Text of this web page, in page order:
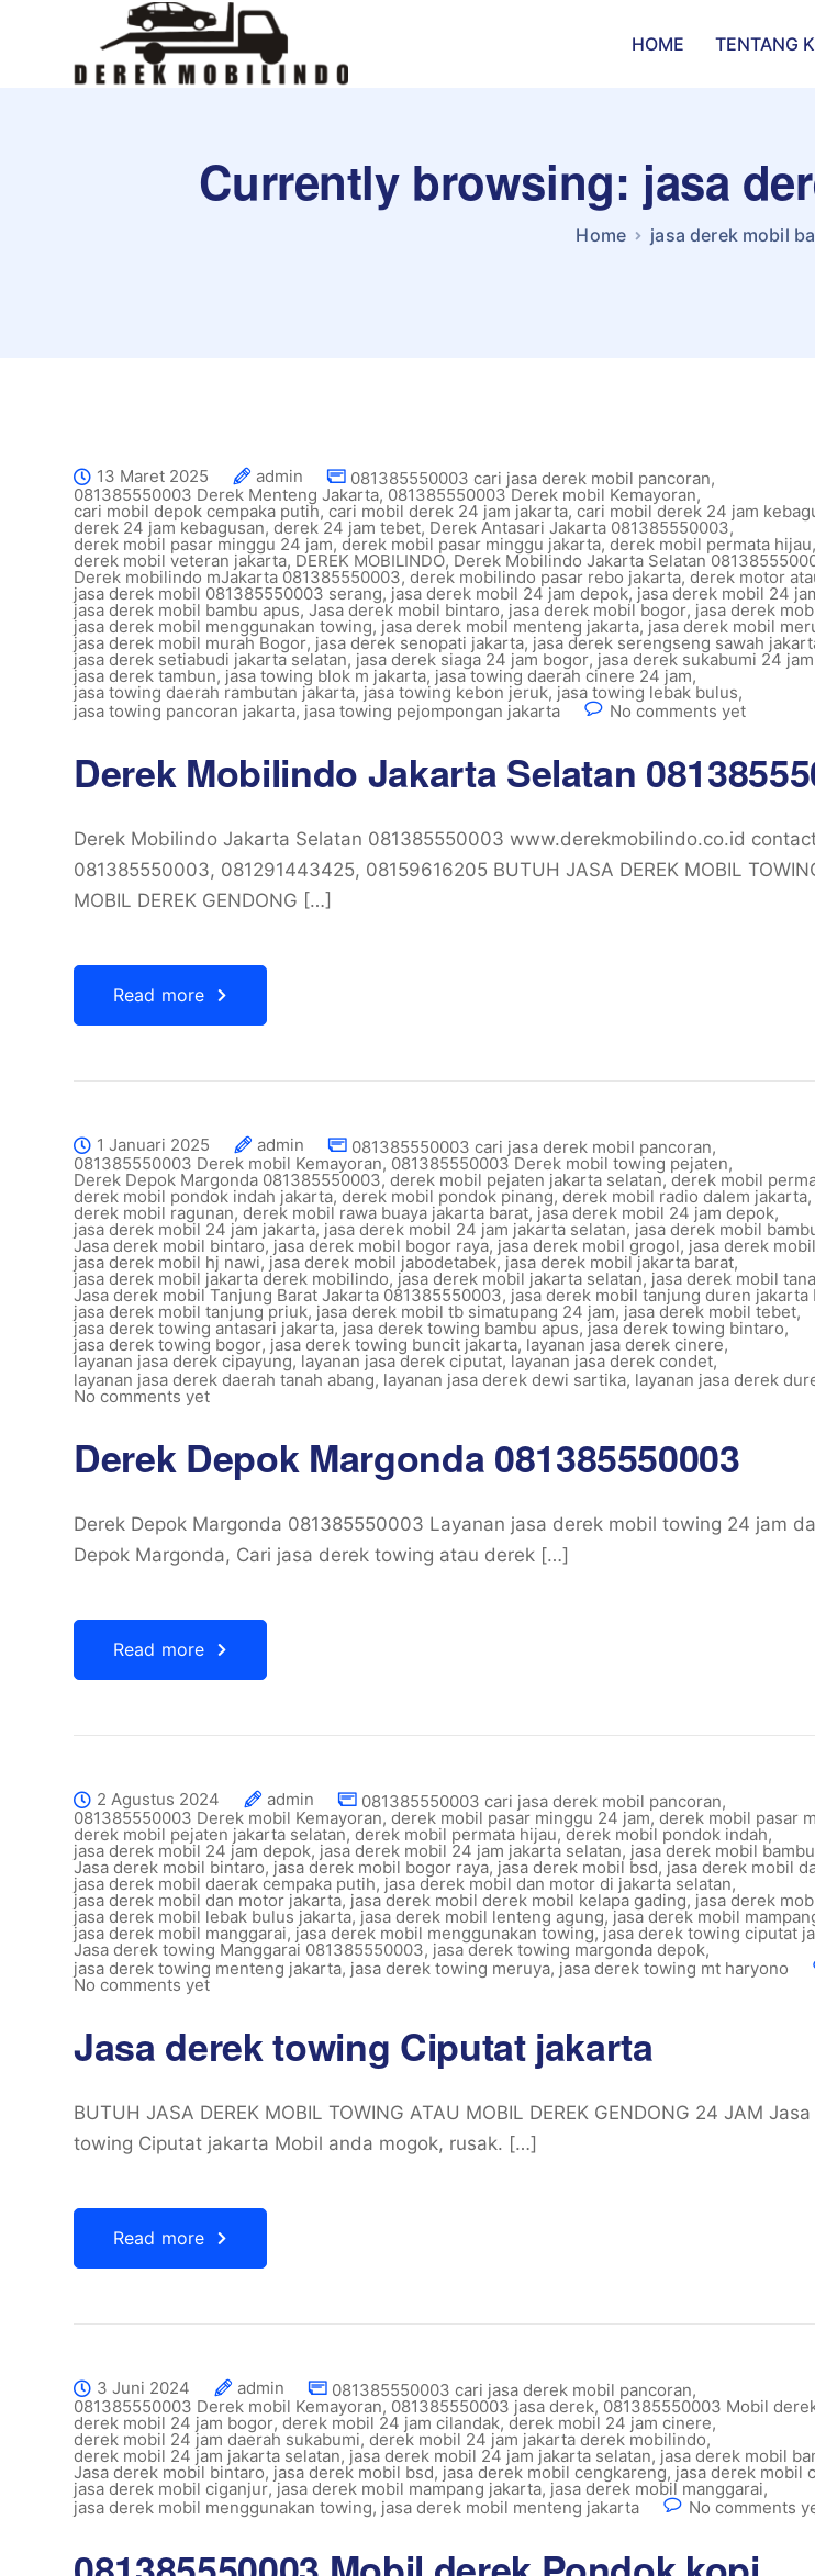
HOME TENTANG
Currently browsing: jasa
Home jasa derek mobil
13 Maret 2025 admin 081385550003 cari jasa derek mobil pancoran,
081385550003 Derek Menteng Jakarta, 081385550003 Derek mobil Kemayoran,
cari mobil depok cempaka putih, cari mobil derek 24 jam jakarta, cari mobil derek 24 jam
derek 24 jam kebagusan, derek 24 jam tebet, Derek Antasari Jakarta 081385550003,
derek mobil pasar minggu 24 jam, derek mobil pasar minggu jakarta, derek mobil permata hijau,
derek mobil veteran jakarta, DEREK MOBILINDO, Derek Mobilindo Jakarta Selatan
Derek mobilindo mJakarta 081385550003, derek mobilindo pasar rebo jakarta, derek motor
jasa derek mobil 081385550003 serang, jasa derek mobil 24 jam depok, jasa derek mobil 24
jasa derek mobil bambu apus, Jasa derek mobil bintaro, jasa derek mobil bogor, jasa derek
jasa derek mobil menggunakan towing, jasa derek mobil menteng jakarta, jasa derek mobil
jasa derek mobil murah Bogor, jasa derek senopati jakarta, jasa derek serengseng sawah
jasa derek setiabudi jakarta selatan, jasa derek siaga 24 jam bogor, jasa derek sukabumi 24 jam
jasa derek tambun, jasa towing blok m jakarta, jasa towing daerah cinere 24 jam,
jasa towing daerah rambutan jakarta, jasa towing kebon jeruk, jasa towing lebak bulus,
jasa towing pancoran jakarta, jasa towing pejompongan jakarta No comments yet
Derek Mobilindo Jakarta Selatan
Derek Mobilindo Jakarta Selatan 081385550003 www.derekmobilindo.co.id
081385550003, 081291443425, 08159616205 BUTUH JASA DEREK MOBIL
MOBIL DEREK GENDONG […]
Read more
1 Januari 2025 admin 081385550003 cari jasa derek mobil pancoran,
081385550003 Derek mobil Kemayoran, 081385550003 Derek mobil towing pejaten,
Derek Depok Margonda 081385550003, derek mobil pejaten jakarta selatan, derek mobil
derek mobil pondok indah jakarta, derek mobil pondok pinang, derek mobil radio dalem jakarta,
derek mobil ragunan, derek mobil rawa buaya jakarta barat, jasa derek mobil 24 jam depok,
jasa derek mobil 24 jam jakarta, jasa derek mobil 24 jam jakarta selatan, jasa derek mobil
Jasa derek mobil bintaro, jasa derek mobil bogor raya, jasa derek mobil grogol, jasa derek
jasa derek mobil hj nawi,jasa derek mobil jabodetabek, jasa derek mobil jakarta barat,
jasa derek mobil jakarta derek mobilindo, jasa derek mobil jakarta selatan, jasa derek mobil
Jasa derek mobil Tanjung Barat Jakarta 081385550003, jasa derek mobil tanjung duren jakarta
jasa derek mobil tanjung priuk, jasa derek mobil tb simatupang 24 jam, jasa derek mobil tebet,
jasa derek towing antasari jakarta, jasa derek towing bambu apus,jasa derek towing bintaro,
jasa derek towing bogor, jasa derek towing buncit jakarta, layanan jasa derek cinere,
layanan jasa derek cipayung, layanan jasa derek ciputat, layanan jasa derek condet,
layanan jasa derek daerah tanah abang, layanan jasa derek dewi sartika, layanan jasa derek
No comments yet
Derek Depok Margonda 081385550003
Derek Depok Margonda 081385550003 Layanan jasa derek mobil towing 24 jam
Depok Margonda, Cari jasa derek towing atau derek […]
Read more
2 Agustus 2024 admin 081385550003 cari jasa derek mobil pancoran,
081385550003 Derek mobil Kemayoran, derek mobil pasar minggu 24 jam, derek mobil pasar
derek mobil pejaten jakarta selatan, derek mobil permata hijau, derek mobil pondok indah,
jasa derek mobil 24 jam depok, jasa derek mobil 24 jam jakarta selatan, jasa derek mobil
Jasa derek mobil bintaro, jasa derek mobil bogor raya, jasa derek mobil bsd, jasa derek mobil
jasa derek mobil daerak cempaka putih, jasa derek mobil dan motor di jakarta selatan,
jasa derek mobil dan motor jakarta, jasa derek mobil derek mobil kelapa gading, jasa derek
jasa derek mobil lebak bulus jakarta, jasa derek mobil lenteng agung,jasa derek mobil
jasa derek mobil manggarai, jasa derek mobil menggunakan towing,jasa derek towing ciputat
Jasa derek towing Manggarai 081385550003, jasa derek towing margonda depok,
jasa derek towing menteng jakarta, jasa derek towing meruya, jasa derek towing mt haryono
No comments yet
Jasa derek towing Ciputat jakarta
BUTUH JASA DEREK MOBIL TOWING ATAU MOBIL DEREK GENDONG 24 JAM
towing Ciputat jakarta Mobil anda mogok, rusak. […]
Read more
3 Juni 2024 admin 081385550003 cari jasa derek mobil pancoran,
081385550003 Derek mobil Kemayoran, 081385550003 jasa derek, 081385550003 Mobil
derek mobil 24 jam bogor, derek mobil 24 jam cilandak, derek mobil 24 jam cinere,
derek mobil 24 jam daerah sukabumi, derek mobil 24 jam jakarta derek mobilindo,
derek mobil 24 jam jakarta selatan, jasa derek mobil 24 jam jakarta selatan, jasa derek mobil
Jasa derek mobil bintaro, jasa derek mobil bsd, jasa derek mobil cengkareng, jasa derek mobil
jasa derek mobil ciganjur,jasa derek mobil mampang jakarta, jasa derek mobil manggarai,
jasa derek mobil menggunakan towing, jasa derek mobil menteng jakarta No comments